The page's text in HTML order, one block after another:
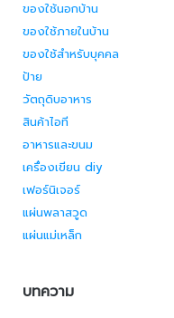
ของใช้นอกบ้าน
ของใช้ภายในบ้าน
ของใช้สำหรับบุคคล
ป้าย
วัตถุดิบอาหาร
สินค้าไอที
อาหารและขนม
เครื่องเขียน diy
เฟอร์นิเจอร์
แผ่นพลาสวูด
แผ่นแม่เหล็ก
บทความ